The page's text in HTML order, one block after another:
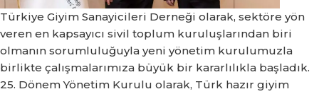
Türkiye Giyim Sanayicileri Derneği olarak, sektöre yön
veren en kapsayıcı sivil toplum kuruluşlarından biri
olmanın sorumluluğuyla yeni yönetim kurulumuzla
birlikte çalışmalarımıza büyük bir kararlılıkla başladık.
25. Dönem Yönetim Kurulu olarak, Türk hazır giyim